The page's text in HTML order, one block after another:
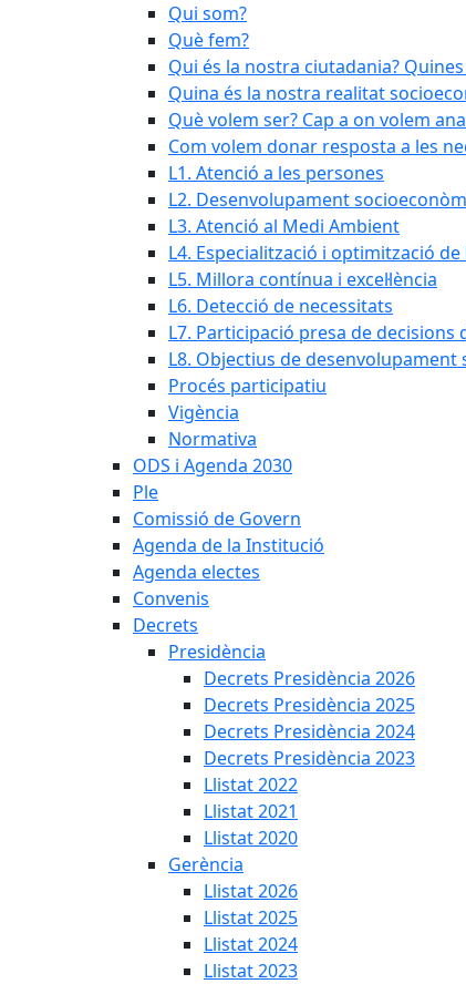
Qui som?
Què fem?
Qui és la nostra ciutadania?
Quina és la nostra realitat
Què volem ser? Cap a on volem
Com volem donar resposta a les
L1. Atenció a les persones
L2. Desenvolupament
L3. Atenció al Medi Ambient
L4. Especialització i optimització
L5. Millora contínua i excel·lència
L6. Detecció de necessitats
L7. Participació presa de
L8. Objectius de desenvolupament
Procés participatiu
Vigència
Normativa
ODS i Agenda 2030
Ple
Comissió de Govern
Agenda de la Institució
Agenda electes
Convenis
Decrets
Presidència
Decrets Presidència 2026
Decrets Presidència 2025
Decrets Presidència 2024
Decrets Presidència 2023
Llistat 2022
Llistat 2021
Llistat 2020
Gerència
Llistat 2026
Llistat 2025
Llistat 2024
Llistat 2023